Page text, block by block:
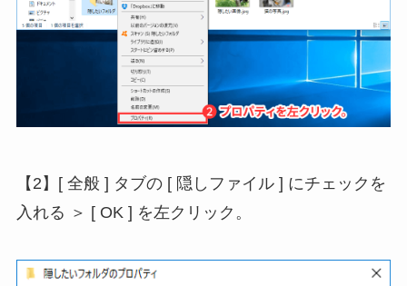
【2】[ 全般 ] タブの [ 隠しファイル ] にチェックを
入れる ＞ [ OK ] を左クリック。